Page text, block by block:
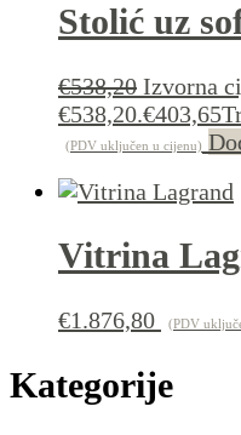
Stolić uz
€538,20 Izvorna
€538,20.€403,65
(PDV uključen u cijenu)
Vitrina
€1.876,80 (PDV
Kategorije